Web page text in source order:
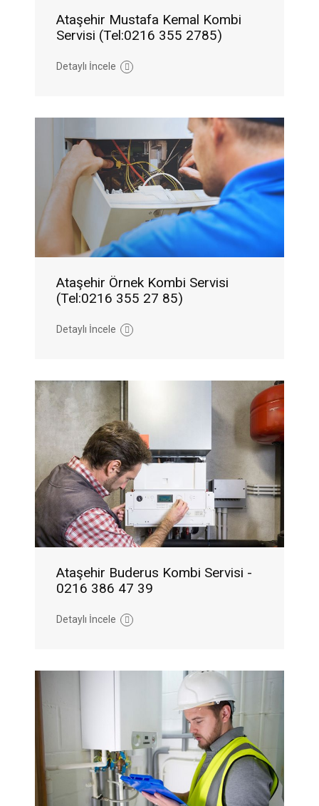
Ataşehir Mustafa Kemal Kombi
Servisi (Tel:0216 355 2785)
Detaylı İncele
Ataşehir Örnek Kombi Servisi
(Tel:0216 355 27 85)
Detaylı İncele
Ataşehir Buderus Kombi Servisi -
0216 386 47 39
Detaylı İncele